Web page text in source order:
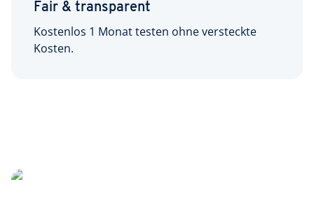
Fair & transparent
Kostenlos 1 Monat testen ohne versteckte
Kosten.